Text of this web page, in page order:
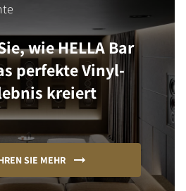
wie HELLA Bar
perfekte Vinyl-
kreiert
SIE MEHR